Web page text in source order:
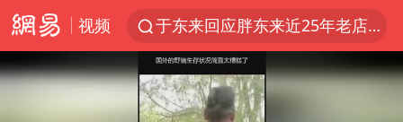
视频
于东来回应胖东来近25年老店年底关闭